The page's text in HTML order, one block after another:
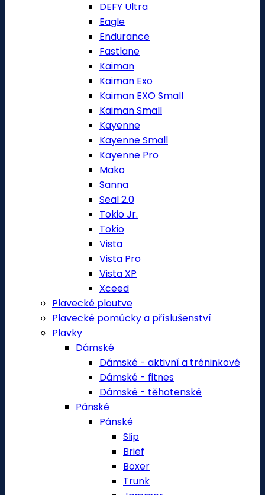
DEFY Ultra
Eagle
Endurance
Fastlane
Kaiman
Kaiman Exo
Kaiman EXO Small
Kaiman Small
Kayenne
Kayenne Small
Kayenne Pro
Mako
Sanna
Seal 2.0
Tokio Jr.
Tokio
Vista
Vista Pro
Vista XP
Xceed
Plavecké ploutve
Plavecké pomůcky a příslušenství
Plavky
Dámské
Dámské - aktivní a tréninkové
Dámské - fitnes
Dámské - těhotenské
Pánské
Pánské
Slip
Brief
Boxer
Trunk